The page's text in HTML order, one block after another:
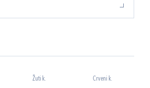
Žuti k. Crveni k.